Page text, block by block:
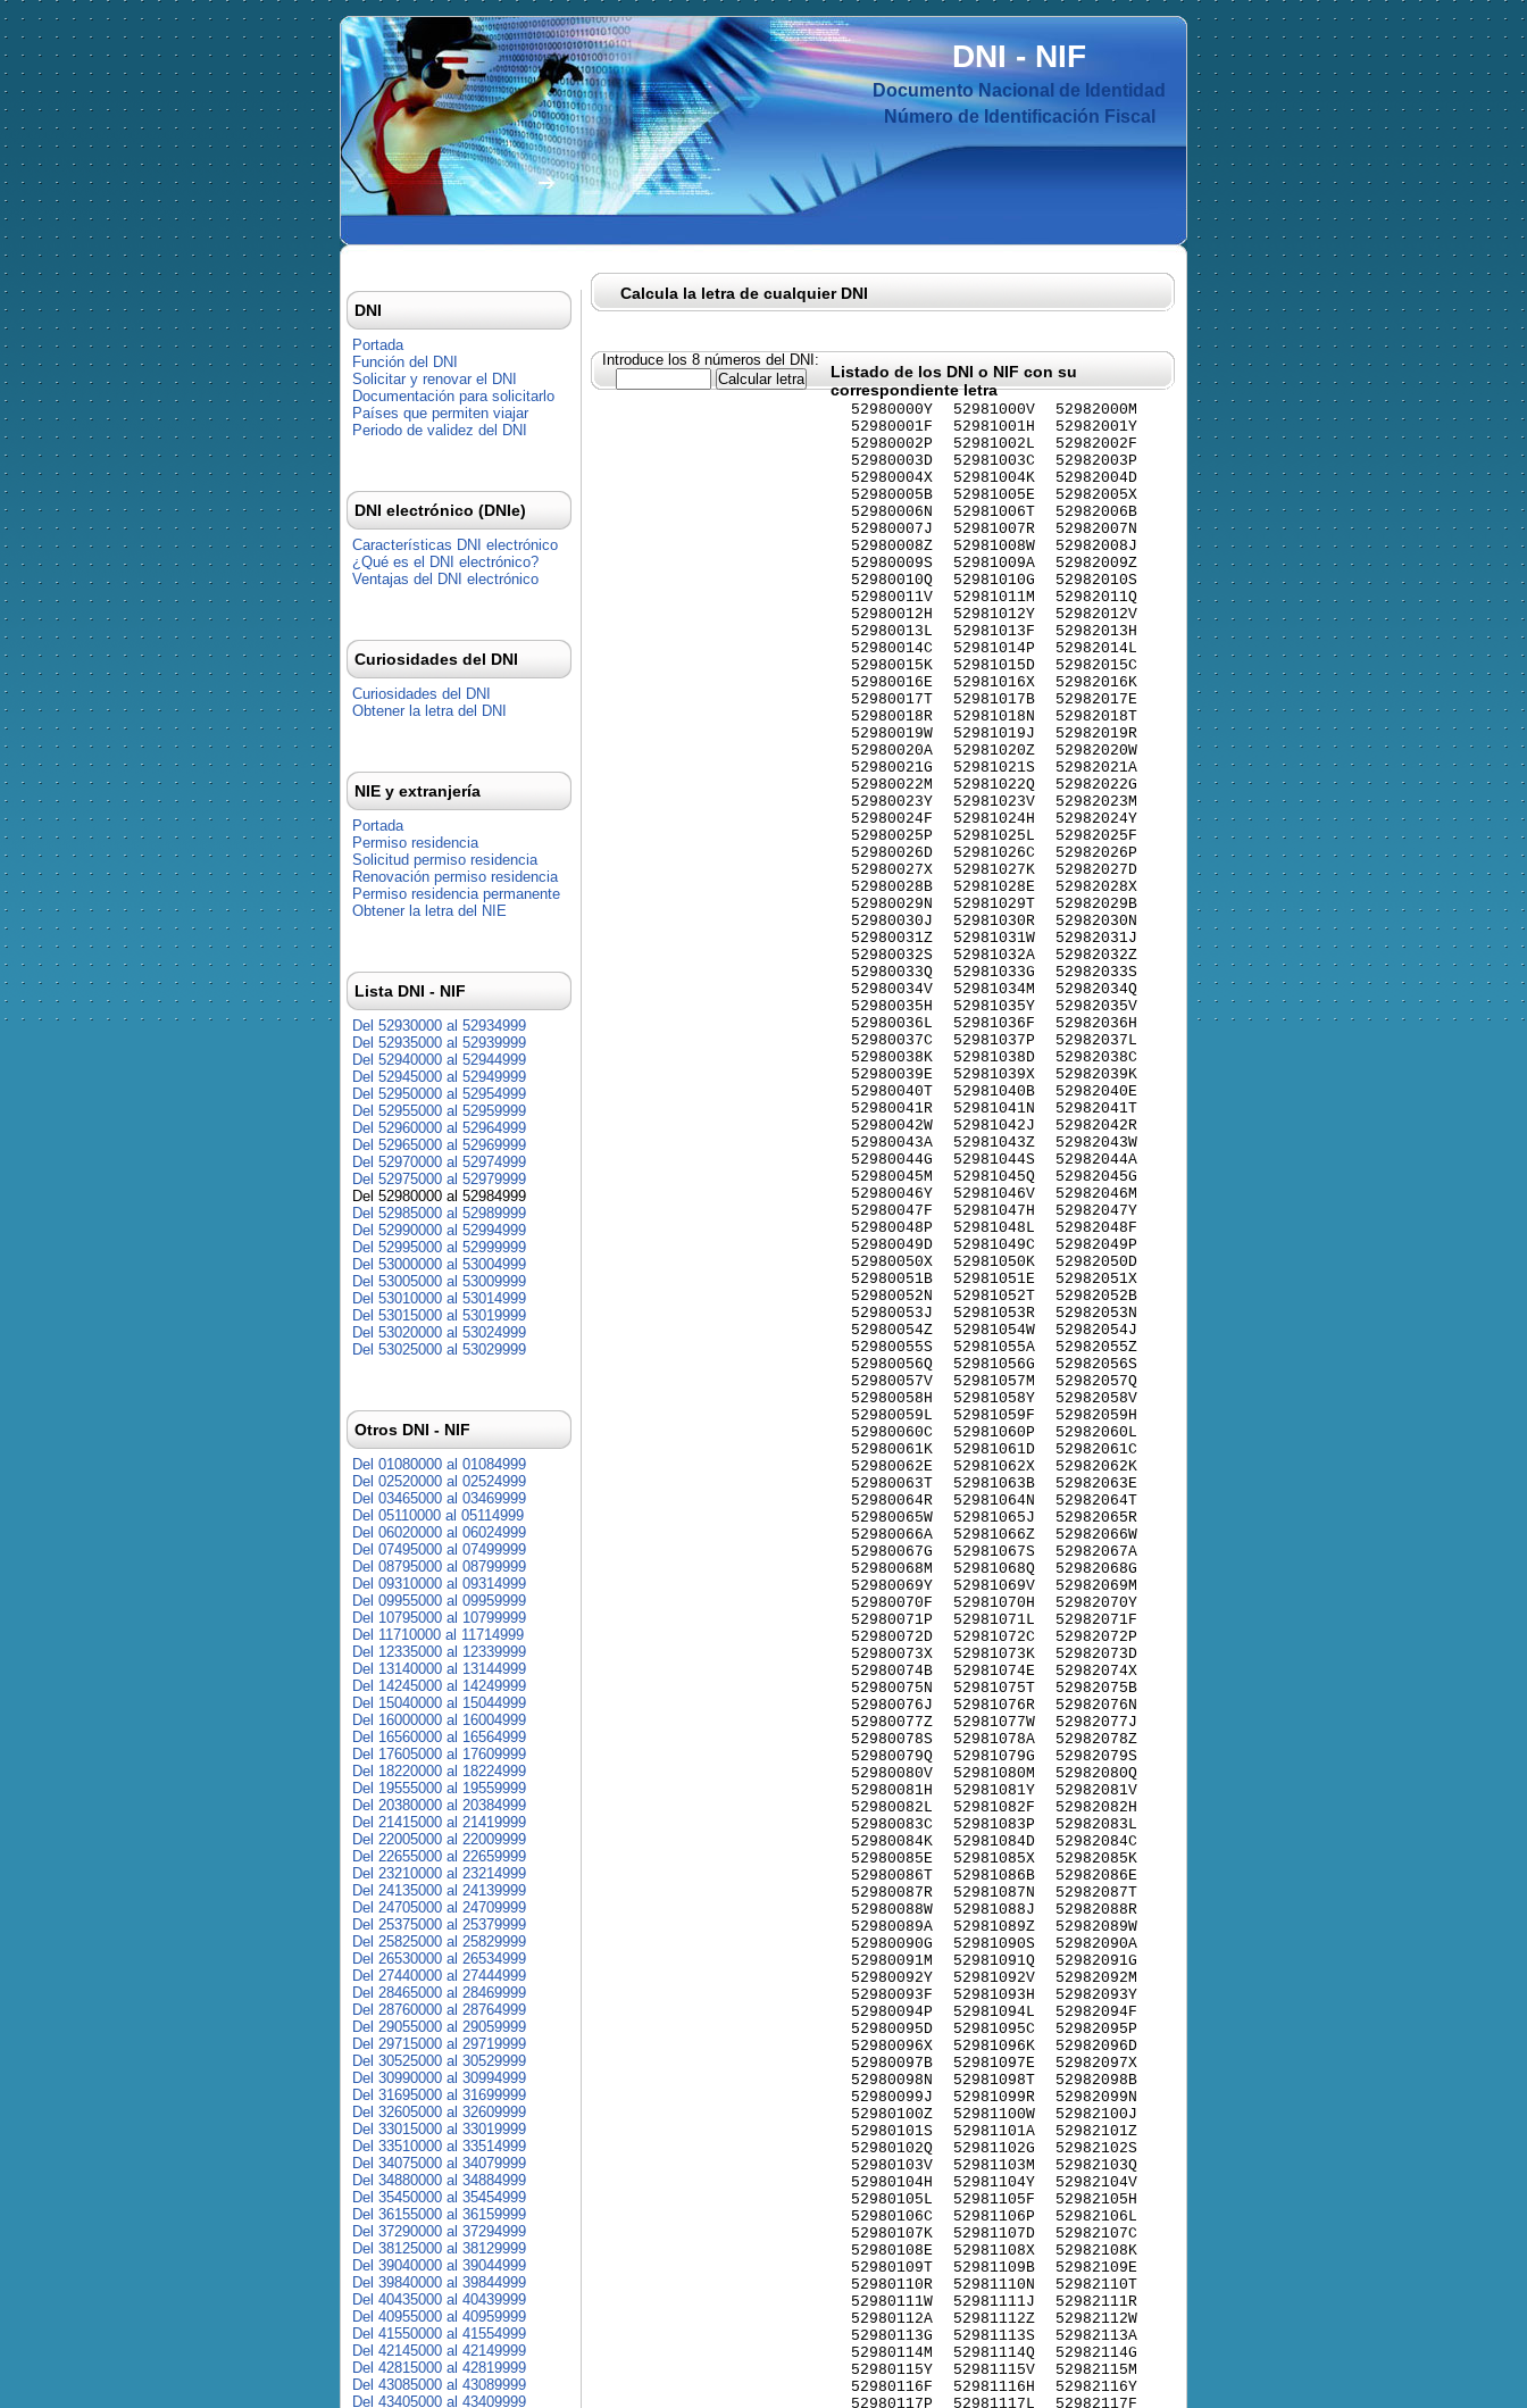
DNI-NIF
Documento Nacional de Identidad
Número de Identificación Fiscal
Calcula la letra de cualquier DNI
Introduce los 8 números del DNI:
Listado de los DNI o NIF con su
correspondiente letra
52980000Y
52980001F
52980002P
52980003D
52980004X
52980005B
52980006N
52980007J
52980008Z
52980009S
52980010Q
52980011V
52980012H
52980013L
52980014C
52980015K
52980016E
52980017T
52980018R
52980019W
52980020A
52980021G
52980022M
52980023Y
52980024F
52980025P
52980026D
52980027X
52980028B
52980029N
52980030J
52980031Z
52980032S
52980033Q
52980034V
52980035H
52980036L
52980037C
52980038K
52980039E
52980040T
52980041R
52980042W
52980043A
52980044G
52980045M
52980046Y
52980047F
52980048P
52980049D
52980050X
52980051B
52980052N
52980053J
52980054Z
52980055S
52980056Q
52980057V
52980058H
52980059L
52980060C
52980061K
52980062E
52980063T
52980064R
52980065W
52980066A
52980067G
52980068M
52980069Y
52980070F
52980071P
52980072D
52980073X
52980074B
52980075N
52980076J
52980077Z
52980078S
52980079Q
52980080V
52980081H
52980082L
52980083C
52980084K
52980085E
52980086T
52980087R
52980088W
52980089A
52980090G
52980091M
52980092Y
52980093F
52980094P
52980095D
52980096X
52980097B
52980098N
52980099J
52980100Z
52980101S
52980102Q
52980103V
52980104H
52980105L
52980106C
52980107K
52980108E
52980109T
52980110R
52980111W
52980112A
52980113G
52980114M
52980115Y
52980116F
52980117P
52981000V
52981001H
52981002L
52981003C
52981004K
52981005E
52981006T
52981007R
52981008W
52981009A
52981010G
52981011M
52981012Y
52981013F
52981014P
52981015D
52981016X
52981017B
52981018N
52981019J
52981020Z
52981021S
52981022Q
52981023V
52981024H
52981025L
52981026C
52981027K
52981028E
52981029T
52981030R
52981031W
52981032A
52981033G
52981034M
52981035Y
52981036F
52981037P
52981038D
52981039X
52981040B
52981041N
52981042J
52981043Z
52981044S
52981045Q
52981046V
52981047H
52981048L
52981049C
52981050K
52981051E
52981052T
52981053R
52981054W
52981055A
52981056G
52981057M
52981058Y
52981059F
52981060P
52981061D
52981062X
52981063B
52981064N
52981065J
52981066Z
52981067S
52981068Q
52981069V
52981070H
52981071L
52981072C
52981073K
52981074E
52981075T
52981076R
52981077W
52981078A
52981079G
52981080M
52981081Y
52981082F
52981083P
52981084D
52981085X
52981086B
52981087N
52981088J
52981089Z
52981090S
52981091Q
52981092V
52981093H
52981094L
52981095C
52981096K
52981097E
52981098T
52981099R
52981100W
52981101A
52981102G
52981103M
52981104Y
52981105F
52981106P
52981107D
52981108X
52981109B
52981110N
52981111J
52981112Z
52981113S
52981114Q
52981115V
52981116H
52981117L
52982000M
52982001Y
52982002F
52982003P
52982004D
52982005X
52982006B
52982007N
52982008J
52982009Z
52982010S
52982011Q
52982012V
52982013H
52982014L
52982015C
52982016K
52982017E
52982018T
52982019R
52982020W
52982021A
52982022G
52982023M
52982024Y
52982025F
52982026P
52982027D
52982028X
52982029B
52982030N
52982031J
52982032Z
52982033S
52982034Q
52982035V
52982036H
52982037L
52982038C
52982039K
52982040E
52982041T
52982042R
52982043W
52982044A
52982045G
52982046M
52982047Y
52982048F
52982049P
52982050D
52982051X
52982052B
52982053N
52982054J
52982055Z
52982056S
52982057Q
52982058V
52982059H
52982060L
52982061C
52982062K
52982063E
52982064T
52982065R
52982066W
52982067A
52982068G
52982069M
52982070Y
52982071F
52982072P
52982073D
52982074X
52982075B
52982076N
52982077J
52982078Z
52982079S
52982080Q
52982081V
52982082H
52982083L
52982084C
52982085K
52982086E
52982087T
52982088R
52982089W
52982090A
52982091G
52982092M
52982093Y
52982094F
52982095P
52982096D
52982097X
52982098B
52982099N
52982100J
52982101Z
52982102S
52982103Q
52982104V
52982105H
52982106L
52982107C
52982108K
52982109E
52982110T
52982111R
52982112W
52982113A
52982114G
52982115M
52982116Y
52982117F
DNI
Portada
Función del DNI
Solicitar y renovar el DNI
Documentación para solicitarlo
Países que permiten viajar
Periodo de validez del DNI
DNI electrónico (DNIe)
Características DNI electrónico
¿Qué es el DNI electrónico?
Ventajas del DNI electrónico
Curiosidades del DNI
Curiosidades del DNI
Obtener la letra del DNI
NIE y extranjería
Portada
Permiso residencia
Solicitud permiso residencia
Renovación permiso residencia
Permiso residencia permanente
Obtener la letra del NIE
Lista DNI - NIF
Del 52930000 al 52934999
Del 52935000 al 52939999
Del 52940000 al 52944999
Del 52945000 al 52949999
Del 52950000 al 52954999
Del 52955000 al 52959999
Del 52960000 al 52964999
Del 52965000 al 52969999
Del 52970000 al 52974999
Del 52975000 al 52979999
Del 52980000 al 52984999
Del 52985000 al 52989999
Del 52990000 al 52994999
Del 52995000 al 52999999
Del 53000000 al 53004999
Del 53005000 al 53009999
Del 53010000 al 53014999
Del 53015000 al 53019999
Del 53020000 al 53024999
Del 53025000 al 53029999
Otros DNI - NIF
Del 01080000 al 01084999
Del 02520000 al 02524999
Del 03465000 al 03469999
Del 05110000 al 05114999
Del 06020000 al 06024999
Del 07495000 al 07499999
Del 08795000 al 08799999
Del 09310000 al 09314999
Del 09955000 al 09959999
Del 10795000 al 10799999
Del 11710000 al 11714999
Del 12335000 al 12339999
Del 13140000 al 13144999
Del 14245000 al 14249999
Del 15040000 al 15044999
Del 16000000 al 16004999
Del 16560000 al 16564999
Del 17605000 al 17609999
Del 18220000 al 18224999
Del 19555000 al 19559999
Del 20380000 al 20384999
Del 21415000 al 21419999
Del 22005000 al 22009999
Del 22655000 al 22659999
Del 23210000 al 23214999
Del 24135000 al 24139999
Del 24705000 al 24709999
Del 25375000 al 25379999
Del 25825000 al 25829999
Del 26530000 al 26534999
Del 27440000 al 27444999
Del 28465000 al 28469999
Del 28760000 al 28764999
Del 29055000 al 29059999
Del 29715000 al 29719999
Del 30525000 al 30529999
Del 30990000 al 30994999
Del 31695000 al 31699999
Del 32605000 al 32609999
Del 33015000 al 33019999
Del 33510000 al 33514999
Del 34075000 al 34079999
Del 34880000 al 34884999
Del 35450000 al 35454999
Del 36155000 al 36159999
Del 37290000 al 37294999
Del 38125000 al 38129999
Del 39040000 al 39044999
Del 39840000 al 39844999
Del 40435000 al 40439999
Del 40955000 al 40959999
Del 41550000 al 41554999
Del 42145000 al 42149999
Del 42815000 al 42819999
Del 43085000 al 43089999
Del 43405000 al 43409999